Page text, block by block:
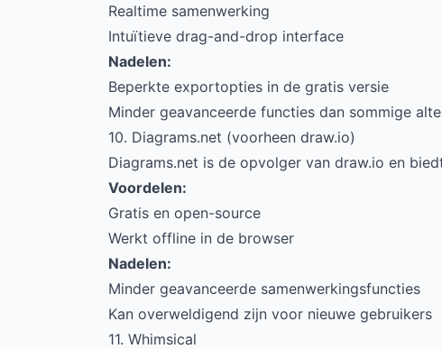
Realtime samenwerking
Intuïtieve drag-and-drop interface
Nadelen:
Beperkte exportopties in de gratis versie
Minder geavanceerde functies dan sommige
10. Diagrams.net (voorheen draw.io)
Diagrams.net is de opvolger van draw.io en
Voordelen:
Gratis en open-source
Werkt offline in de browser
Nadelen:
Minder geavanceerde samenwerkingsfuncties
Kan overweldigend zijn voor nieuwe gebruikers
11. Whimsical